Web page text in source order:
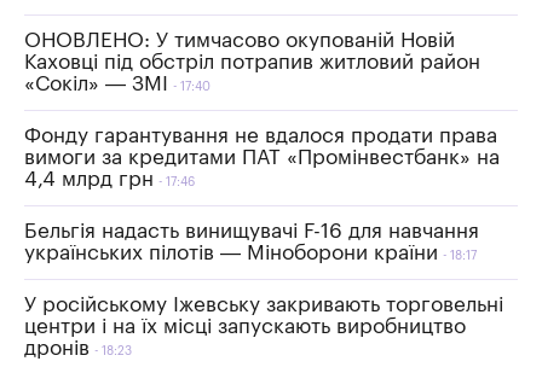
ОНОВЛЕНО: У тимчасово окупованій Новій
Каховці під обстріл потрапив житловий район
«Сокіл» — ЗМІ
17:40
Фонду гарантування не вдалося продати права
вимоги за кредитами ПАТ «Промінвестбанк» на
4,4 млрд грн
17:46
Бельгія надасть винищувачі F-16 для навчання
українських пілотів — Міноборони країни
18:17
У російському Іжевську закривають торговельні
центри і на їх місці запускають виробництво
дронів
18:23